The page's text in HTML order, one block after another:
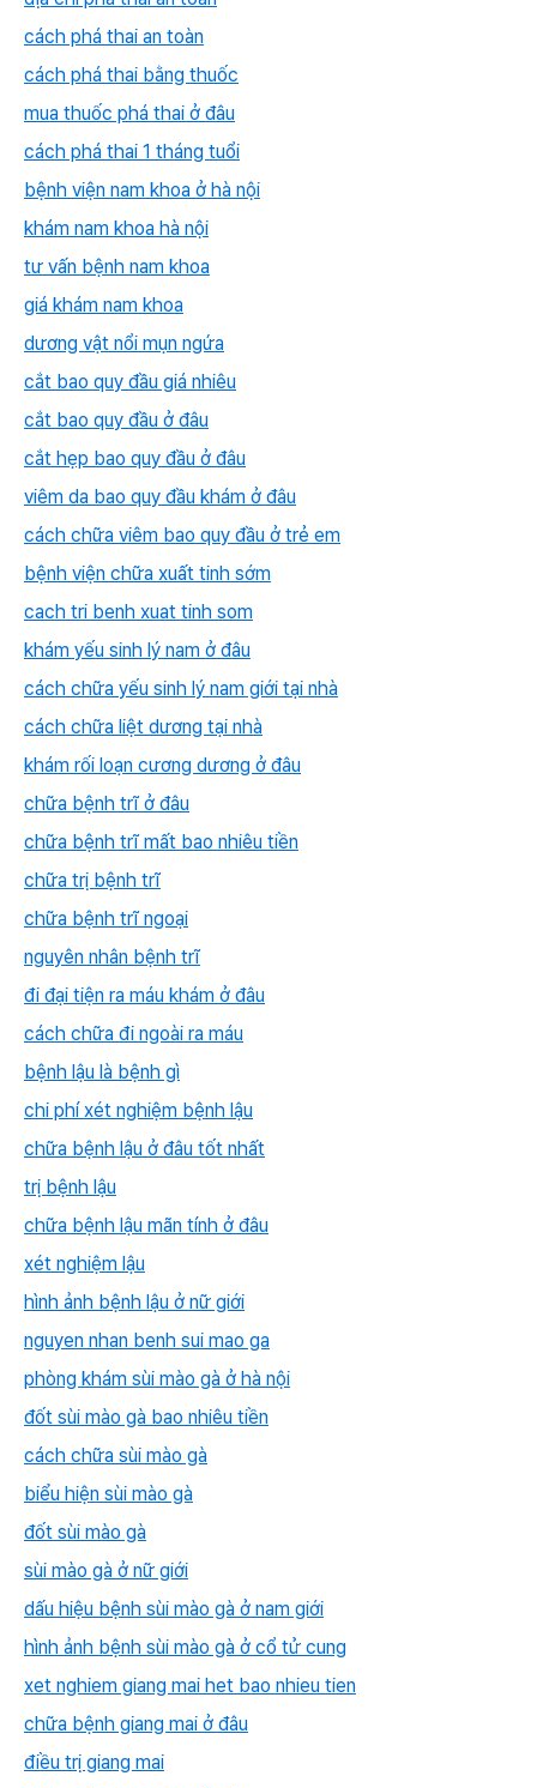
cách phá thai an toàn
cách phá thai bằng thuốc
mua thuốc phá thai ở đâu
cách phá thai 1 tháng tuổi
bệnh viện nam khoa ở hà nội
khám nam khoa hà nội
tư vấn bệnh nam khoa
giá khám nam khoa
dương vật nổi mụn ngứa
cắt bao quy đầu giá nhiêu
cắt bao quy đầu ở đâu
cắt hẹp bao quy đầu ở đâu
viêm da bao quy đầu khám ở đâu
cách chữa viêm bao quy đầu ở trẻ em
bệnh viện chữa xuất tinh sớm
cach tri benh xuat tinh som
khám yếu sinh lý nam ở đâu
cách chữa yếu sinh lý nam giới tại nhà
cách chữa liệt dương tại nhà
khám rối loạn cương dương ở đâu
chữa bệnh trĩ ở đâu
chữa bệnh trĩ mất bao nhiêu tiền
chữa trị bệnh trĩ
chữa bệnh trĩ ngoại
nguyên nhân bệnh trĩ
đi đại tiện ra máu khám ở đâu
cách chữa đi ngoài ra máu
bệnh lậu là bệnh gì
chi phí xét nghiệm bệnh lậu
chữa bệnh lậu ở đâu tốt nhất
trị bệnh lậu
chữa bệnh lậu mãn tính ở đâu
xét nghiệm lậu
hình ảnh bệnh lậu ở nữ giới
nguyen nhan benh sui mao ga
phòng khám sùi mào gà ở hà nội
đốt sùi mào gà bao nhiêu tiền
cách chữa sùi mào gà
biểu hiện sùi mào gà
đốt sùi mào gà
sùi mào gà ở nữ giới
dấu hiệu bệnh sùi mào gà ở nam giới
hình ảnh bệnh sùi mào gà ở cổ tử cung
xet nghiem giang mai het bao nhieu tien
chữa bệnh giang mai ở đâu
điều trị giang mai